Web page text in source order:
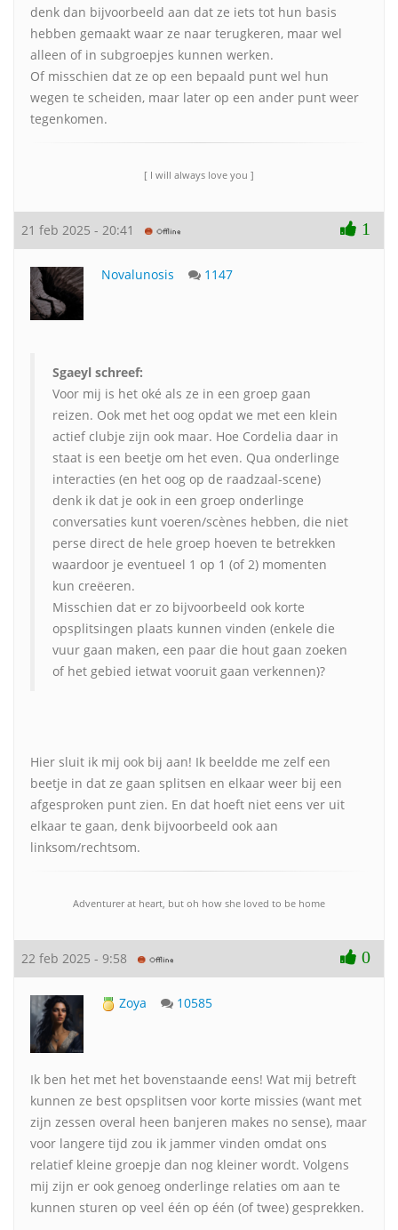
denk dan bijvoorbeeld aan dat ze iets tot hun basis
hebben gemaakt waar ze naar terugkeren, maar wel
alleen of in subgroepjes kunnen werken.
Of misschien dat ze op een bepaald punt wel hun
wegen te scheiden, maar later op een ander punt weer
tegenkomen.
[ I will always love you ]
21 feb 2025 - 20:41 1
Novalunosis 1147
Sgaeyl schreef:
Voor mij is het oké als ze in een groep gaan
reizen. Ook met het oog opdat we met een klein
actief clubje zijn ook maar. Hoe Cordelia daar in
staat is een beetje om het even. Qua onderlinge
interacties (en het oog op de raadzaal-scene)
denk ik dat je ook in een groep onderlinge
conversaties kunt voeren/scènes hebben, die niet
perse direct de hele groep hoeven te betrekken
waardoor je eventueel 1 op 1 (of 2) momenten
kun creëeren.
Misschien dat er zo bijvoorbeeld ook korte
opsplitsingen plaats kunnen vinden (enkele die
vuur gaan maken, een paar die hout gaan zoeken
of het gebied ietwat vooruit gaan verkennen)?
Hier sluit ik mij ook bij aan! Ik beeldde me zelf een
beetje in dat ze gaan splitsen en elkaar weer bij een
afgesproken punt zien. En dat hoeft niet eens ver uit
elkaar te gaan, denk bijvoorbeeld ook aan
linksom/rechtsom.
Adventurer at heart, but oh how she loved to be home
22 feb 2025 - 9:58 0
Zoya 10585
Ik ben het met het bovenstaande eens! Wat mij betreft
kunnen ze best opsplitsen voor korte missies (want met
zijn zessen overal heen banjeren makes no sense), maar
voor langere tijd zou ik jammer vinden omdat ons
relatief kleine groepje dan nog kleiner wordt. Volgens
mij zijn er ook genoeg onderlinge relaties om aan te
kunnen sturen op veel één op één (of twee) gesprekken.